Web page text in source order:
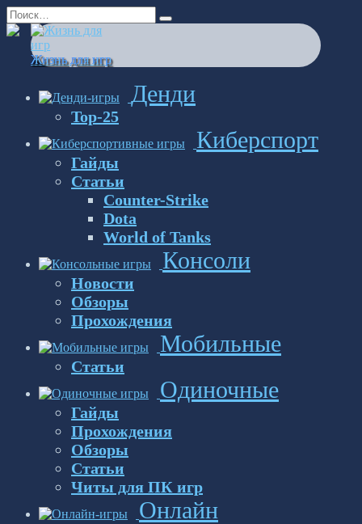
Перейти
к
содержанию
Search
for:
Жизнь для игр
Денди
Top-25
Киберспорт
Гайды
Статьи
Counter-Strike
Dota
World of Tanks
Консоли
Новости
Обзоры
Прохождения
Мобильные
Статьи
Одиночные
Гайды
Прохождения
Обзоры
Статьи
Читы для ПК игр
Онлайн